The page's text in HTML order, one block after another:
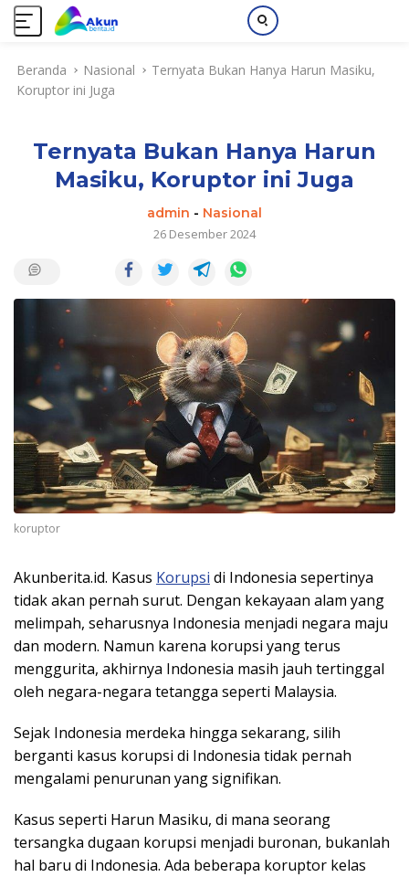
Beranda Nasional
Ternyata Bukan Hanya Harun Masiku,
Koruptor ini Juga
Ternyata Bukan Hanya Harun
Masiku, Koruptor ini Juga
admin - Nasional
26 Desember 2024
koruptor
Akunberita.id. Kasus Korupsi di Indonesia sepertinya
tidak akan pernah surut. Dengan kekayaan alam yang
melimpah, seharusnya Indonesia menjadi negara maju
dan modern. Namun karena korupsi yang terus
menggurita, akhirnya Indonesia masih jauh tertinggal
oleh negara-negara tetangga seperti Malaysia.
Sejak Indonesia merdeka hingga sekarang, silih
berganti kasus korupsi di Indonesia tidak pernah
mengalami penurunan yang signifikan.
Kasus seperti Harun Masiku, di mana seorang
tersangka dugaan korupsi menjadi buronan, bukanlah
hal baru di Indonesia. Ada beberapa koruptor kelas